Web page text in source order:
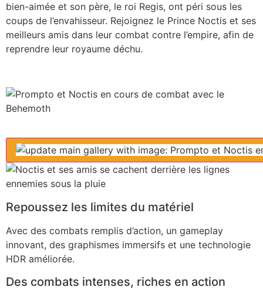
bien-aimée et son père, le roi Regis, ont péri sous les
coups de l’envahisseur. Rejoignez le Prince Noctis et ses
meilleurs amis dans leur combat contre l’empire, afin de
reprendre leur royaume déchu.
Repoussez les limites du matériel
Avec des combats remplis d’action, un gameplay
innovant, des graphismes immersifs et une technologie
HDR améliorée.
Des combats intenses, riches en action